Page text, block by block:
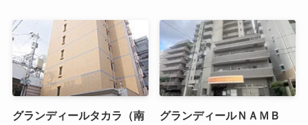
グランディールタカラ（南
グランディールＮＡＭＢ